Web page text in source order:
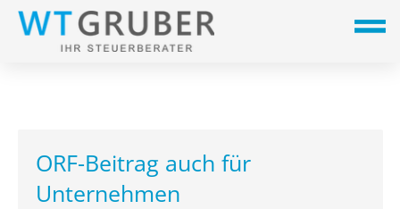
ORF-Beitrag auch für
Unternehmen